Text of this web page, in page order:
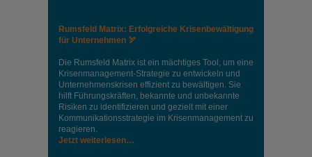
Rumsfeld Matrix: Erfolgreiche Krisenbewältigung
für Unternehmen 🏹
Die Rumsfeld Matrix ist ein mächtiges Tool, um eine
Krisenmanagement-Strategie zu entwickeln und
Unternehmenskrisen effizient zu bewältigen. Sie
hilft Führungskräften, bekannte und unbekannte
Risiken zu identifizieren und gezielt mit einer
Kommunikationsstrategie im Krisenmanagement zu
reagieren.
Jetzt weiterlesen…